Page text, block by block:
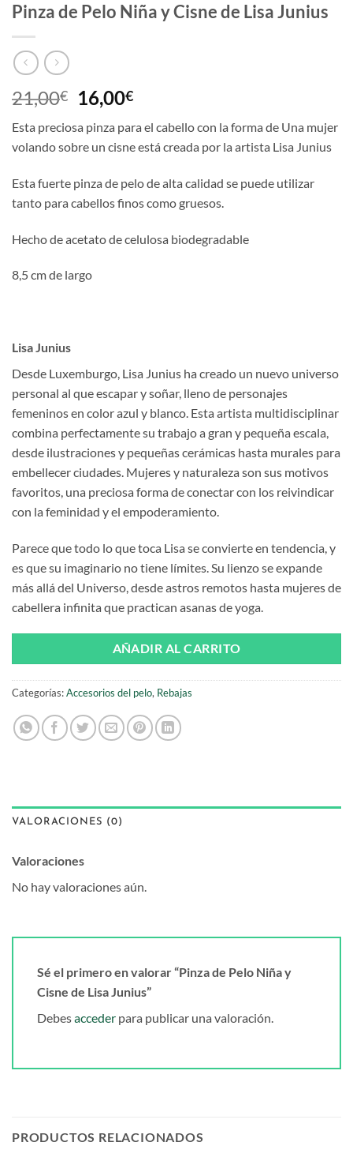
Pinza de Pelo Niña y Cisne de Lisa Junius
21,00€
El
precio
original
era:
16,00€El
actual
es:
Esta preciosa pinza para el cabello con la forma de Una mujer
volando sobre un cisne está creada por la artista Lisa Junius
Esta fuerte pinza de pelo de alta calidad se puede utilizar
tanto para cabellos finos como gruesos.
Hecho de acetato de celulosa biodegradable
8,5 cm de largo
Lisa Junius
Desde Luxemburgo, Lisa Junius ha creado un nuevo universo
personal al que escapar y soñar, lleno de personajes
femeninos en color azul y blanco. Esta artista multidisciplinar
combina perfectamente su trabajo a gran y pequeña escala,
desde ilustraciones y pequeñas cerámicas hasta murales para
embellecer ciudades. Mujeres y naturaleza son sus motivos
favoritos, una preciosa forma de conectar con los reivindicar
con la feminidad y el empoderamiento.
Parece que todo lo que toca Lisa se convierte en tendencia, y
es que su imaginario no tiene límites. Su lienzo se expande
más allá del Universo, desde astros remotos hasta mujeres de
cabellera infinita que practican asanas de yoga.
AÑADIR AL CARRITO
Categorías:Accesorios del pelo, Rebajas
VALORACIONES (0)
Valoraciones
No hay valoraciones aún.
Sé el primero en valorar “Pinza de Pelo Niña y
Cisne de Lisa Junius”
Debesacceder para publicar una valoración.
PRODUCTOS RELACIONADOS